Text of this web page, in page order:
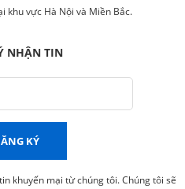
khu vực Hà Nội và Miền Bắc.
NHẬN TIN
KÝ
khuyến mại từ chúng tôi. Chúng tôi sẽ